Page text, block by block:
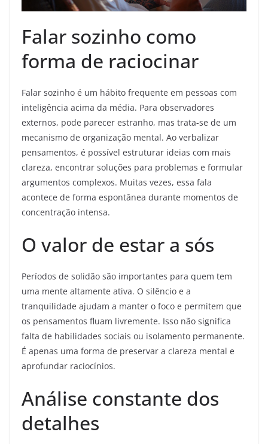
Falar sozinho como
forma de raciocinar
Falar sozinho é um hábito frequente em pessoas com
inteligência acima da média. Para observadores
externos, pode parecer estranho, mas trata-se de um
mecanismo de organização mental. Ao verbalizar
pensamentos, é possível estruturar ideias com mais
clareza, encontrar soluções para problemas e formular
argumentos complexos. Muitas vezes, essa fala
acontece de forma espontânea durante momentos de
concentração intensa.
O valor de estar a sós
Períodos de solidão são importantes para quem tem
uma mente altamente ativa. O silêncio e a
tranquilidade ajudam a manter o foco e permitem que
os pensamentos fluam livremente. Isso não significa
falta de habilidades sociais ou isolamento permanente.
É apenas uma forma de preservar a clareza mental e
aprofundar raciocínios.
Análise constante dos
detalhes